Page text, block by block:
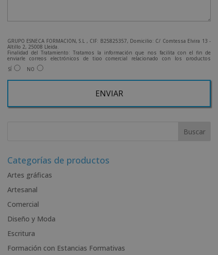
GRUPO ESNECA FORMACIÓN, S.L , CIF: B25825357, Domicilio: C/ Comtessa Elvira 13 -
Altillo 2, 25008 Lleida.
Finalidad del Tratamiento: Tratamos la información que nos facilita con el fin de
enviarle correos electrónicos de tipo comercial relacionado con los productos
ofrecidos y otros tipo de productos que fueran de su interés.
Legitimación del tratamiento: Consentimiento del interesado.
a la dirección admin@grupoesneca.com.
Desea recibir información comercial (vía telefónica y/o email):
SÍ NO
r
a
t
i
e
:
Categorías de productos
Artes gráficas
Artesanal
Comercial
Diseño y Moda
Escritura
Formación con Estancias Formativas